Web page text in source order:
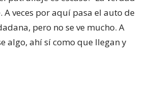
A veces por aquí pasa el auto de
pero no se ve mucho. A
algo, ahí sí como que llegan y